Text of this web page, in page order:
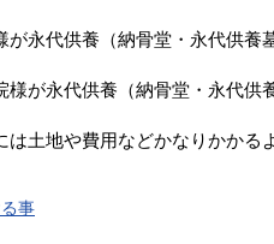
が永代供養（納骨堂・永代供養
様が永代供養（納骨堂・永代供
は土地や費用などかなりかかる
事